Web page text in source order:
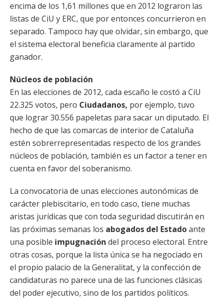
encima de los 1,61 millones que en 2012 lograron las
listas de CiU y ERC, que por entonces concurrieron en
separado. Tampoco hay que olvidar, sin embargo, que
el sistema electoral beneficia claramente al partido
ganador.
Núcleos de población
En las elecciones de 2012, cada escaño le costó a CiU
22.325 votos, pero Ciudadanos, por ejemplo, tuvo
que lograr 30.556 papeletas para sacar un diputado. El
hecho de que las comarcas de interior de Cataluña
estén sobrerrepresentadas respecto de los grandes
núcleos de población, también es un factor a tener en
cuenta en favor del soberanismo.
La convocatoria de unas elecciones autonómicas de
carácter plebiscitario, en todo caso, tiene muchas
aristas jurídicas que con toda seguridad discutirán en
las próximas semanas los abogados del Estadoante
una posible impugnación del proceso electoral. Entre
otras cosas, porque la lista única se ha negociado en
el propio palacio de la Generalitat, y la confección de
candidaturas no parece una de las funciones clásicas
del poder ejecutivo, sino de los partidos políticos.